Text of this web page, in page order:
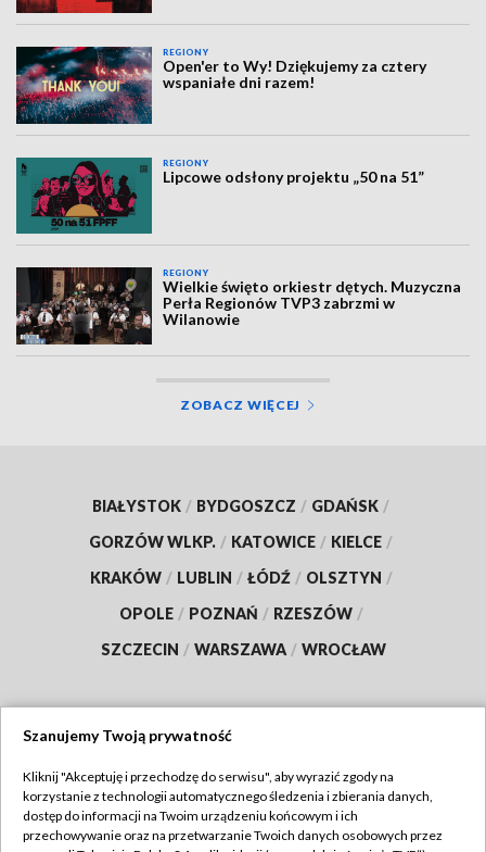
REGIONY
Open'er to Wy! Dziękujemy za cztery
wspaniałe dni razem!
REGIONY
Lipcowe odsłony projektu „50 na 51”
REGIONY
Wielkie święto orkiestr dętych. Muzyczna
Perła Regionów TVP3 zabrzmi w
Wilanowie
ZOBACZ WIĘCEJ
BIAŁYSTOK / BYDGOSZCZ / GDAŃSK /
GORZÓW WLKP. / KATOWICE / KIELCE /
KRAKÓW / LUBLIN / ŁÓDŹ / OLSZTYN /
OPOLE / POZNAŃ / RZESZÓW /
SZCZECIN / WARSZAWA / WROCŁAW
TVP
Abonament TVP
Regulamin TVP
Szanujemy Twoją prywatność
Kliknij "Akceptuję i przechodzę do serwisu", aby wyrazić zgody na
korzystanie z technologii automatycznego śledzenia i zbierania danych,
dostęp do informacji na Twoim urządzeniu końcowym i ich
przechowywanie oraz na przetwarzanie Twoich danych osobowych przez